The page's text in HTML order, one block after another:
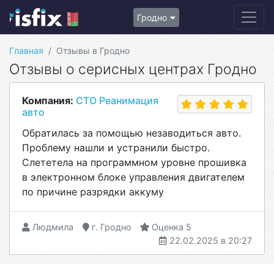
Гродно
Главная Отзывы в Гродно
Отзывы о серисных центрах Гродно
Компания: СТО Реанимация
авто
Обратилась за помощью незаводиться авто.
Проблему нашли и устранили быстро.
Слететела на программном уровне прошивка
в электронном блоке управления двигателем
по причине разрядки аккуму
Людмила г. Гродно
Оценка 5
22.02.2025 в 20:27